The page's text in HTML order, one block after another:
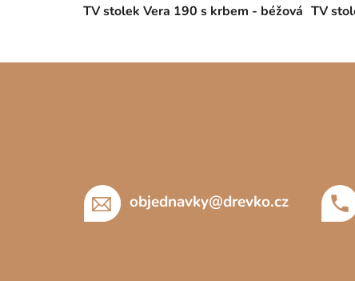
TV stolek Vera 190 s krbem - béžová TV
objednavky@drevko.cz